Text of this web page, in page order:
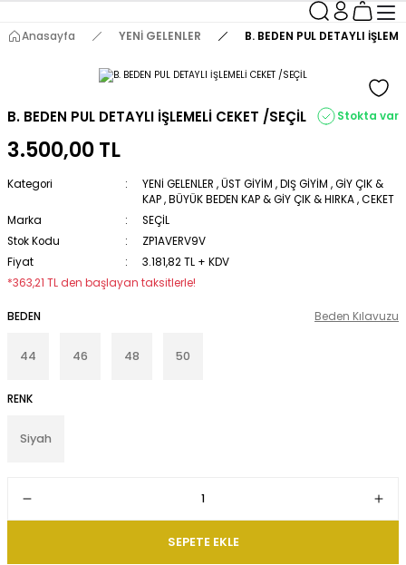
Anasayfa YENİ GELENLER B. BEDEN PUL DETAYLI
B. BEDEN PUL DETAYLI İŞLEMELİ CEKET /SEÇİL Stokta var
3.500,00 TL
Kategori YENİ GELENLER ,ÜST GİYİM ,DIŞ GİYİM ,GİY ÇIK &
KAP ,BÜYÜK BEDEN KAP & GİY ÇIK & HIRKA ,CEKET
Marka
SEÇİL
Stok Kodu
ZP1AVERV9V
Fiyat
3.181,82 TL + KDV
*363,21 TL den başlayan taksitlerle!
BEDEN
44 46 48 50
RENK
Siyah
Beden Kılavuzu
SEPETE EKLE